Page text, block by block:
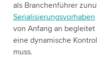
als Branchenführer
Serialisierungsvorhaben
von Anfang an
eine dynamische
muss.